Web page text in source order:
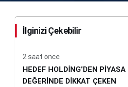
İlginizi Çekebilir
2 saat önce
HEDEF HOLDİNG’DEN PİYASA
DEĞERİNDE DİKKAT ÇEKEN